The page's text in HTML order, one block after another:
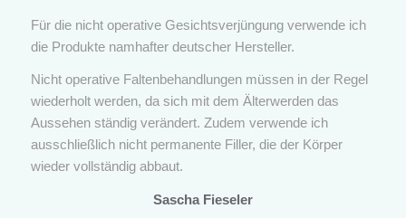
Für die nicht operative Gesichtsverjüngung verwende ich
die Produkte namhafter deutscher Hersteller.
Nicht operative Faltenbehandlungen müssen in der Regel
wiederholt werden, da sich mit dem Älterwerden das
Aussehen ständig verändert. Zudem verwende ich
ausschließlich nicht permanente Filler, die der Körper
wieder vollständig abbaut.
Sascha Fieseler